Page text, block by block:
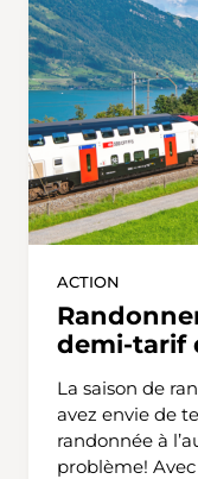
ACTION
demi-tarif
La saison de
avez envie de
randonnée à
problème!